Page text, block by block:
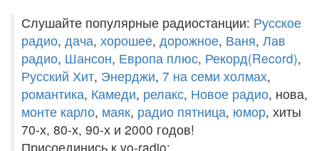
Слушайте популярные радиостанции: Русское
радио, дача, хорошее, дорожное, Ваня, Лав
радио, Шансон, Европа плюс, Рекорд(Record),
Русский Хит, Энерджи, 7 на семи холмах,
романтика, Камеди, релакс, Новое радио, нова,
монте карло, маяк, радио пятница, юмор, хиты
70-х, 80-х, 90-х и 2000 годов!
Присоединись к vo-radio: